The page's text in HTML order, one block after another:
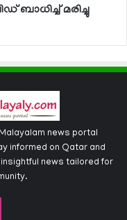
ബാധിച്ച് മരിച്ചു
news portal
informed on Qatar and
news tailored for